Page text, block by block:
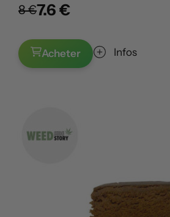
8 €7.6 €
Acheter Infos